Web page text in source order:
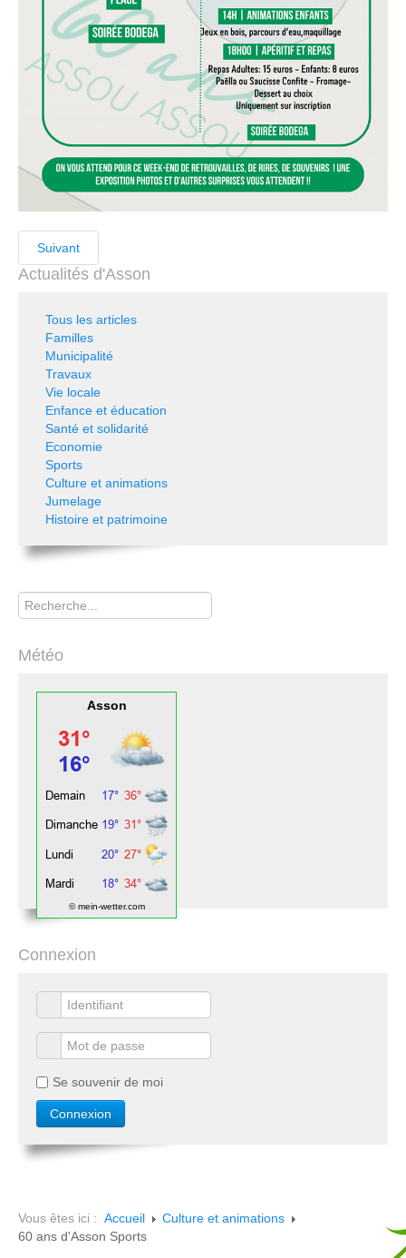
Suivant
Actualités d'Asson
Tous les articles
Familles
Municipalité
Travaux
Vie locale
Enfance et éducation
Santé et solidarité
Economie
Sports
Culture et animations
Jumelage
Histoire et patrimoine
Rechercher
Météo
Asson
© mein-wetter.com
Connexion
Se souvenir de moi
Vous êtes ici : Accueil
Culture et animations
60 ans d'Asson Sports